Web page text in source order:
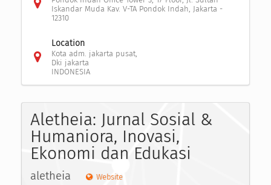
Iskandar Muda Kav. V-TA Pondok Indah, Jakarta -
12310
Location
Kota adm. jakarta pusat,
Dki jakarta
INDONESIA
Aletheia: Jurnal Sosial &
Humaniora, Inovasi,
Ekonomi dan Edukasi
aletheia Website